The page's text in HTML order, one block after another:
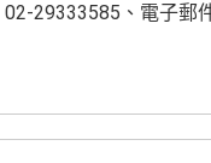
29333585、電子郵